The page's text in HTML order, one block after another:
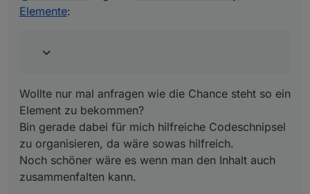
Blöcke zu kopieren.
Bin gerade dabei für mich hilfreiche Codeschnipsel
Elemente:
Wollte nur mal anfragen wie die Chance steht so ein
Element zu bekommen?
Bin gerade dabei für mich hilfreiche Codeschnipsel
zu organisieren, da wäre sowas hilfreich.
Noch schöner wäre es wenn man den Inhalt auch
zusammenfalten kann.